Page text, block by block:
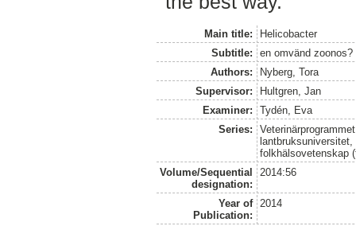
Main title:
Helicobacter
Subtitle:
en omvänd zoonos?
Authors:
Nyberg, Tora
Supervisor:
Hultgren, Jan
Examiner:
Tydén, Eva
Series:
folkhälsovetenskap
Volume/Sequential
designation:
2014:56
Year of
Publication:
2014